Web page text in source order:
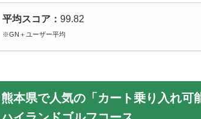
平均スコア： 99.82
※GN＋ユーザー平均
熊本県で人気の「カート乗り入れ可